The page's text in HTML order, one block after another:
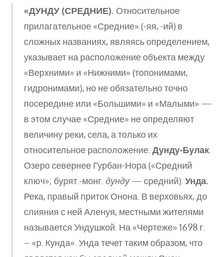
«ДУНДУ (СРЕДНИЕ). Относительное
прилагательное «Средние» (-яя, -ий) в
сложных названиях, являясь определением,
указывает на расположение объекта между
«Верхними» и «Нижними» (топонимами,
гидронимами), но не обязательно точно
посередине или «Большими» и «Малыми» —
в этом случае «Средние» не определяют
величину реки, села, а только их
относительное расположение. Дунду-Булак
Озеро севернее Гурбан-Нора («Средний
ключ»; бурят.-монг. дунду— средний). Унда.
Река, правый приток Онона. В верховьях, до
слияния с ней Аленуя, местными жителями
называется Ундушкой. На «Чертеже» 1698 г.
– «р. Кунда». Унда течет таким образом, что